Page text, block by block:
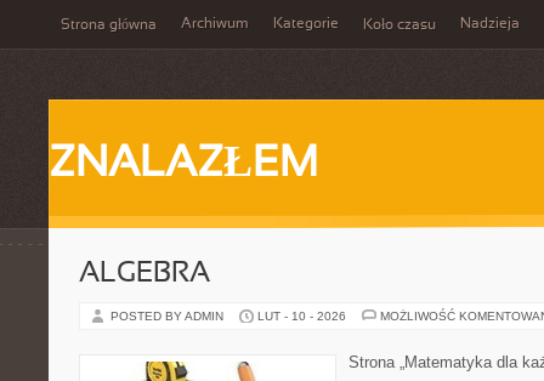
Strona główna Archiwum Kategorie Koło czasu Nadzieja
ZNALAZŁEM
ALGEBRA
POSTED BY ADMIN LUT - 10 - 2026 MOŻLIWOŚĆ
Strona „Matematyka dla